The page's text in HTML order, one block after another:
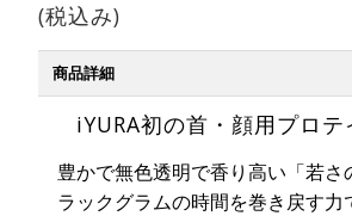
(税込み)
商品詳細
iYURA初の首・顔用プロテ
豊かで無色透明で香り高い「若さ
ラックグラムの時間を巻き戻す力